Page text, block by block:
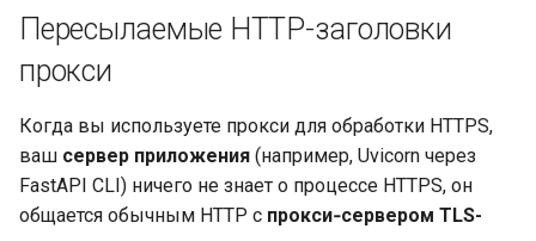
Пересылаемые HTTP-заголовки
прокси
Когда вы используете прокси для обработки HTTPS,
ваш сервер приложения (например, Uvicorn через
FastAPI CLI) ничего не знает о процессе HTTPS, он
общается обычным HTTP с прокси‑сервером TLS-